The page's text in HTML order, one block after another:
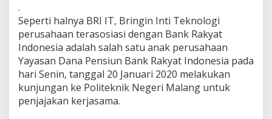
a
j
a
k
K
e
r
.
Seperti halnya BRI IT, Bringin Inti Teknologi
perusahaan terasosiasi dengan Bank Rakyat
Indonesia adalah salah satu anak perusahaan
Yayasan Dana Pensiun Bank Rakyat Indonesia pada
hari Senin, tanggal 20 Januari 2020 melakukan
kunjungan ke Politeknik Negeri Malang untuk
penjajakan kerjasama.